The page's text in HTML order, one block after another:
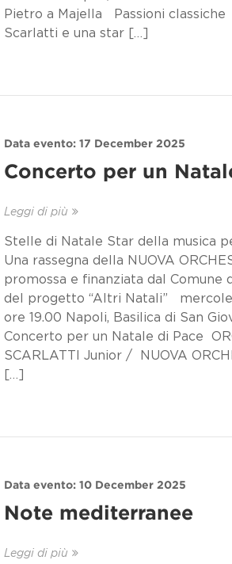
Pietro a Majella Passioni classiche
Scarlatti e una star […]
Data evento: 17 December 2025
Concerto per un
Leggi di più
Stelle di Natale Star della musica
Una rassegna della NUOVA
promossa e finanziata dal Comune
del progetto “Altri Natali”
ore 19.00 Napoli, Basilica di San
Concerto per un Natale di Pace
SCARLATTI Junior / NUOVA
[…]
Data evento: 10 December 2025
Note mediterranee
Leggi di più